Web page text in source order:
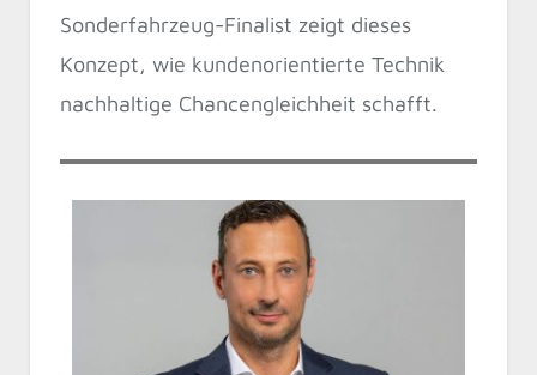
Sonderfahrzeug-Finalist zeigt dieses
Konzept, wie kundenorientierte Technik
nachhaltige Chancengleichheit schafft.